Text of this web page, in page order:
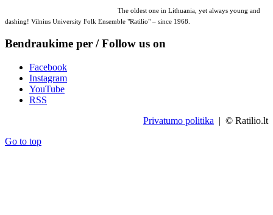
The oldest one in Lithuania, yet always young and
dashing! Vilnius University Folk Ensemble "Ratilio" – since 1968.
Bendraukime per / Follow us on
Facebook
Instagram
YouTube
RSS
Privatumo politika | © Ratilio.lt
Go to top